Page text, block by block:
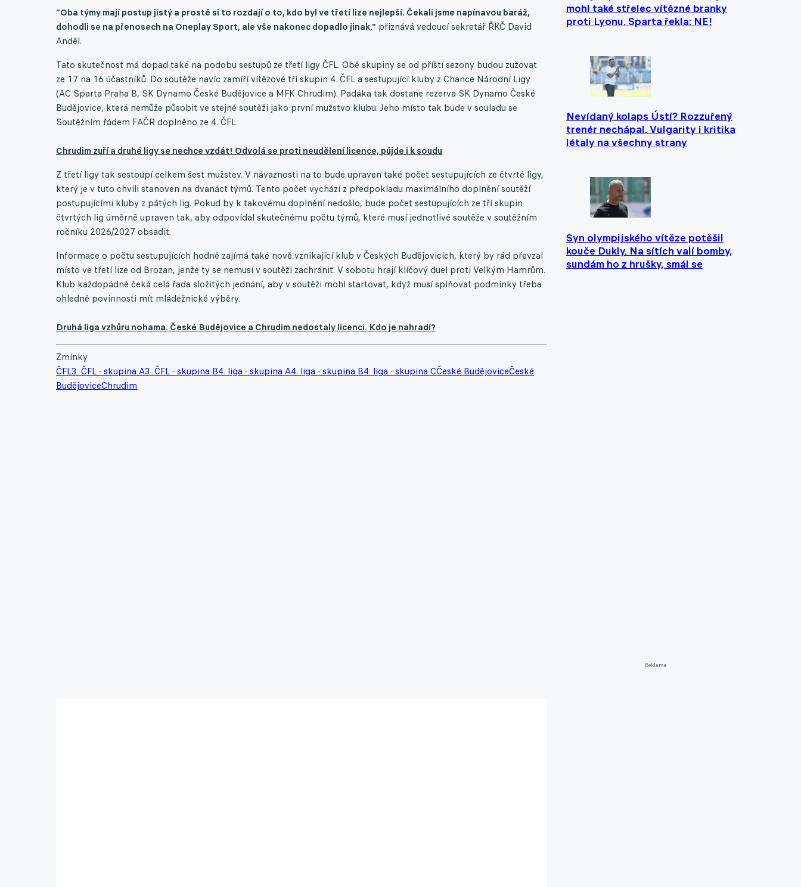
mohl také střelec vítězné branky
proti Lyonu. Sparta řekla: NE!
Nevídaný kolaps Ústí? Rozzuřený
trenér nechápal. Vulgarity i kritika
létaly na všechny strany
Syn olympijského vítěze potěšil
kouče Dukly. Na sítích valí bomby,
sundám ho z hrušky, smál se
Reklama
"Oba týmy mají postup jistý a prostě si to rozdají o to, kdo byl ve třetí lize nejlepší. Čekali jsme napínavou baráž,
dohodli se na přenosech na Oneplay Sport, ale vše nakonec dopadlo jinak," přiznává vedoucí sekretář ŘKČ David
Anděl.
Tato skutečnost má dopad také na podobu sestupů ze třetí ligy ČFL. Obě skupiny se od příští sezony budou zužovat
ze 17 na 16 účastníků. Do soutěže navíc zamíří vítězové tří skupin 4. ČFL a sestupující kluby z Chance Národní Ligy
(AC Sparta Praha B, SK Dynamo České Budějovice a MFK Chrudim). Padáka tak dostane rezerva SK Dynamo České
Budějovice, která nemůže působit ve stejné soutěži jako první mužstvo klubu. Jeho místo tak bude v souladu se
Soutěžním řádem FAČR doplněno ze 4. ČFL.
Chrudim zuří a druhé ligy se nechce vzdát! Odvolá se proti neudělení licence, půjde i k soudu
Z třetí ligy tak sestoupí celkem šest mužstev. V návaznosti na to bude upraven také počet sestupujících ze čtvrté ligy,
který je v tuto chvíli stanoven na dvanáct týmů. Tento počet vychází z předpokladu maximálního doplnění soutěží
postupujícími kluby z pátých lig. Pokud by k takovému doplnění nedošlo, bude počet sestupujících ze tří skupin
čtvrtých lig úměrně upraven tak, aby odpovídal skutečnému počtu týmů, které musí jednotlivé soutěže v soutěžním
ročníku 2026/2027 obsadit.
Informace o počtu sestupujících hodně zajímá také nově vznikající klub v Českých Budějovicích, který by rád převzal
místo ve třetí lize od Brozan, jenže ty se nemusí v soutěži zachránit. V sobotu hrají klíčový duel proti Velkým Hamrům.
Klub každopádně čeká celá řada složitých jednání, aby v soutěži mohl startovat, když musí splňovat podmínky třeba
ohledně povinnosti mít mládežnické výběry.
Druhá liga vzhůru nohama. České Budějovice a Chrudim nedostaly licenci. Kdo je nahradí?
Zmínky
ČFL3. ČFL - skupina A3. ČFL - skupina B4. liga - skupina A4. liga - skupina B4. liga - skupina CČeské BudějoviceČeské
BudějoviceChrudim